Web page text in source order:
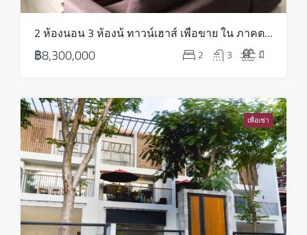
2 ห้องนอน 3 ห้องน้ ทาวน์เฮาส์ เพื่อขาย ใน ภาคตะวันออกเฉียงเหนือ – HS0766
฿8,300,000 2 3 มี
เพื่อเช่า